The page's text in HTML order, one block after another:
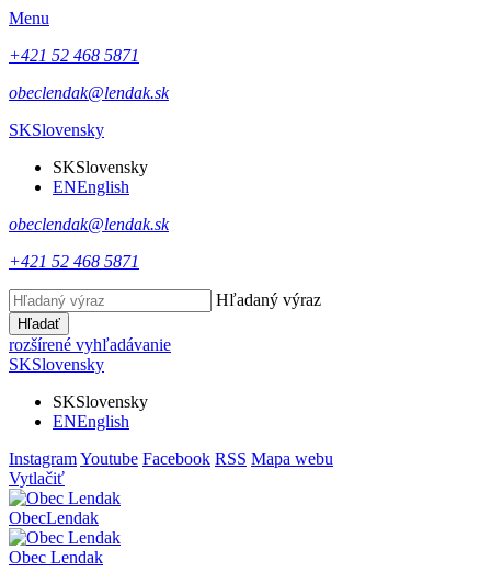
Menu
+421 52 468 5871
obeclendak@lendak.sk
SKSlovensky
SKSlovensky
ENEnglish
obeclendak@lendak.sk
+421 52 468 5871
Hľadaný výraz
Hľadať
rozšírené vyhľadávanie
SKSlovensky
SKSlovensky
ENEnglish
InstagramYoutube Facebook RSS Mapa webu
Vytlačiť
ObecLendak
Obec Lendak